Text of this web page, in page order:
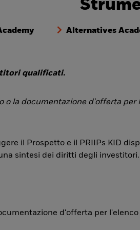
Alternatives
qualificati.
o la documentazione d'offerta per
il Prospetto e il PRIIPs KID
sintesi dei diritti degli investitori.
d'offerta per l'elenco